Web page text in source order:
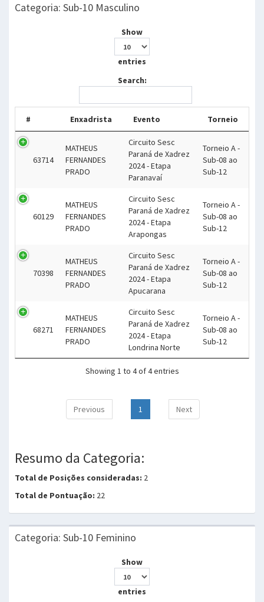
Categoria: Sub-10 Masculino
Show
entries
Search:
# Enxadrista Evento Torneio
63714
MATHEUS
FERNANDES
PRADO
Circuito Sesc
Paraná de Xadrez
2024 - Etapa
Paranavaí
Torneio A -
Sub-08 ao
Sub-12
60129
MATHEUS
FERNANDES
PRADO
Circuito Sesc
Paraná de Xadrez
2024 - Etapa
Arapongas
Torneio A -
Sub-08 ao
Sub-12
70398
MATHEUS
FERNANDES
PRADO
Circuito Sesc
Paraná de Xadrez
2024 - Etapa
Apucarana
Torneio A -
Sub-08 ao
Sub-12
68271
MATHEUS
FERNANDES
PRADO
Circuito Sesc
Paraná de Xadrez
2024 - Etapa
Londrina Norte
Torneio A -
Sub-08 ao
Sub-12
Showing 1 to 4 of 4 entries
Previous 1 Next
Resumo da Categoria:
Total de Posições consideradas: 2
Total de Pontuação: 22
Categoria: Sub-10 Feminino
Show
entries